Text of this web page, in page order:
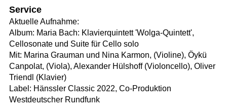
Service
Aktuelle Aufnahme:
Album: Maria Bach: Klavierquintett 'Wolga-Quintett',
Cellosonate und Suite für Cello solo
Mit: Marina Grauman und Nina Karmon, (Violine), Öykü
Canpolat, (Viola), Alexander Hülshoff (Violoncello), Oliver
Triendl (Klavier)
Label: Hänssler Classic 2022, Co-Produktion
Westdeutscher Rundfunk